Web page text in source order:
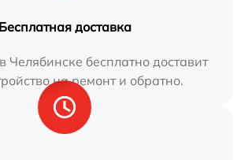
Бесплатная доставка
Челябинске бесплатно доставит
на ремонт и обратно.